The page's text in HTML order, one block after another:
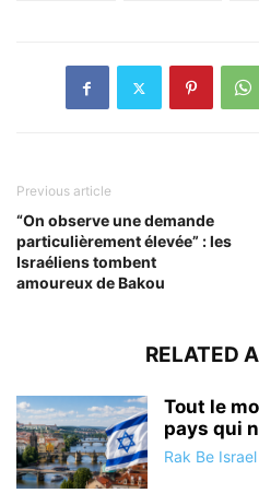
Previous article
“On observe une demande
particulièrement élevée” : les
Israéliens tombent
amoureux de Bakou
RELATED
Tout le
pays qui
Rak Be Israel